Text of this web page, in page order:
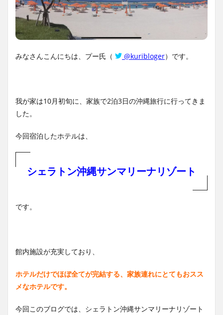
みなさんこんにちは、プー氏（ @kuribloger）です。
我が家は10月初旬に、家族で2泊3日の沖縄旅行に行ってきま
した。
今回宿泊したホテルは、
シェラトン沖縄サンマリーナリゾート
です。
館内施設が充実しており、
ホテルだけでほぼ全てが完結する、家族連れにとてもおスス
メなホテルです。
今回このブログでは、シェラトン沖縄サンマリーナリゾート